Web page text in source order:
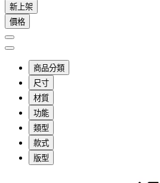
新上架
價格
商品分類
尺寸
材質
功能
類型
款式
版型